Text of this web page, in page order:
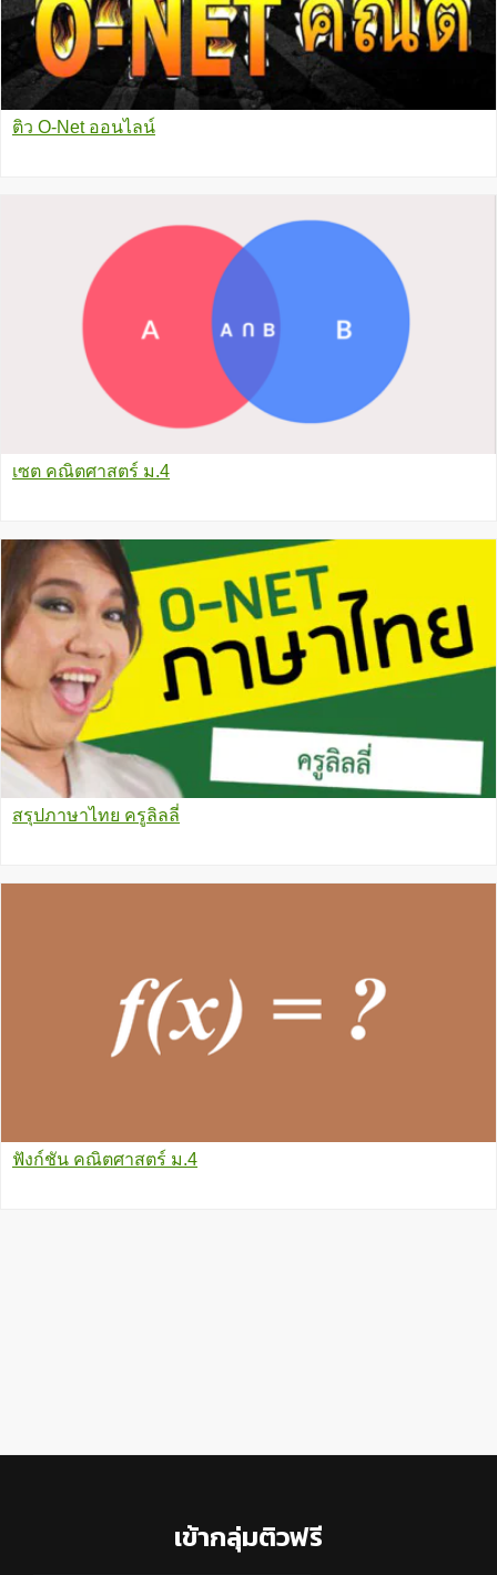
ติว O-Net ออนไลน์
เซต คณิตศาสตร์ ม.4
สรุปภาษาไทย ครูลิลลี่
ฟังก์ชัน คณิตศาสตร์ ม.4
เข้ากลุ่มติวฟรี